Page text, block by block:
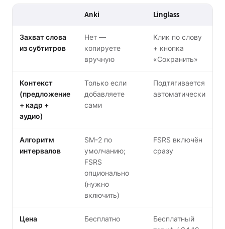
Anki Linglass
Захват слова
из субтитров
Нет —
копируете
вручную
Клик по слову
+ кнопка
«Сохранить»
Контекст
(предложение
+ кадр +
аудио)
Только если
добавляете
сами
Подтягивается
автоматически
Алгоритм
интервалов
SM-2 по
умолчанию;
FSRS
опционально
(нужно
включить)
FSRS включён
сразу
Цена Бесплатно
Бесплатный